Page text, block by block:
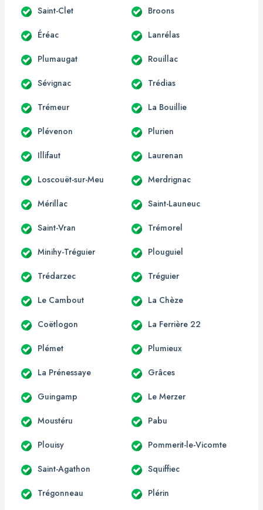
Saint-Clet Broons
Éréac Lanrélas
Plumaugat Rouillac
Sévignac Trédias
Trémeur La Bouillie
Plévenon Plurien
Illifaut Laurenan
Loscouët-sur-Meu Merdrignac
Mérillac Saint-Launeuc
Saint-Vran Trémorel
Minihy-Tréguier Plouguiel
Trédarzec Tréguier
Le Cambout La Chèze
Coëtlogon La Ferrière 22
Plémet Plumieux
La Prénessaye Grâces
Guingamp Le Merzer
Moustéru Pabu
Plouisy Pommerit-le-Vicomte
Saint-Agathon Squiffiec
Trégonneau Plérin